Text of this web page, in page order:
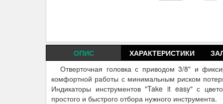
ОПИС ХАРАКТЕРИСТИКИ
Отверточная головка с приводом 3/8" и
комфортной работы с минимальным риском
Индикаторы инструментов "Take it easy" с
простого и быстрого отбора нужного инструмента.